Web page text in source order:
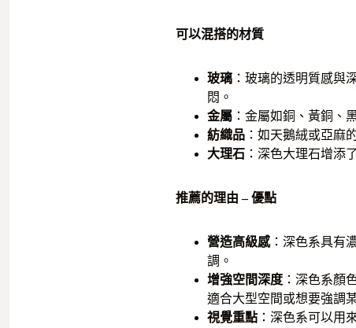
可以混搭的材質
玻璃 ：玻璃的透明質感與
悶。
金屬 ：金屬如銅、黃銅、
紡織品 ：如天鵝絨或亞麻
大理石 ：深色大理石增添
推薦的理由 – 優點
營造高級感：深色系具有
調。
增強空間深度 ：深色系顏
適合大型空間或想要強調
視覺重點 ：深色系可以用